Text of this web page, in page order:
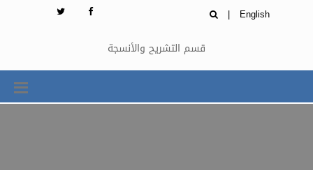
English
|
قسم التشريح والأنسجة